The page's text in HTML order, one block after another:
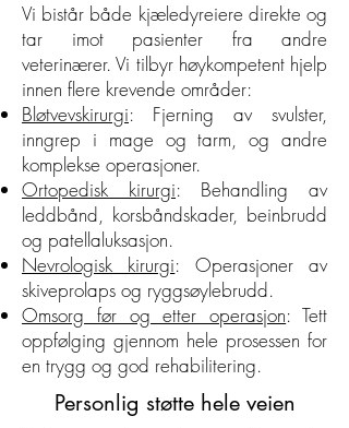
Vi bistår både kjæledyreiere direkte og
tar imot pasienter fra andre
veterinærer. Vi tilbyr høykompetent hjelp
innen flere krevende områder:
Bløtvevskirurgi: Fjerning av svulster,
inngrep i mage og tarm, og andre
komplekse operasjoner.
Ortopedisk kirurgi: Behandling av
leddbånd, korsbåndskader, beinbrudd
og patellaluksasjon.
Nevrologisk kirurgi: Operasjoner av
skiveprolaps og ryggsøylebrudd.
Omsorg før og etter operasjon: Tett
oppfølging gjennom hele prosessen for
en trygg og god rehabilitering.
Personlig støtte hele veien